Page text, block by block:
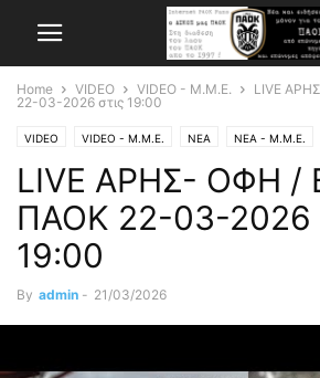
Home VIDEO VIDEO - Μ.Μ.Ε.
LIVE
22-03-2026 στις 19:00
VIDEO VIDEO - Μ.Μ.Ε. ΝΕΑ ΝΕΑ - Μ.Μ.Ε.
LIVE ΑΡΗΣ- ΟΦΗ /
ΠΑΟΚ 22-03-2026
19:00
By admin - 21/03/2026